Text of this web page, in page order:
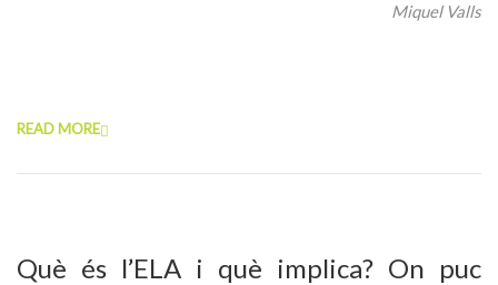
Miquel Valls
READ MORE
Què és l’ELA i què implica? On puc